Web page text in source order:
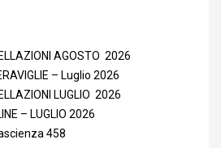
AGOSTO 2026
– Luglio 2026
LUGLIO 2026
– LUGLIO 2026
458